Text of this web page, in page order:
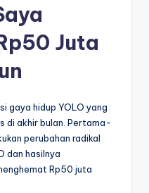
Juta
gaya hidup YOLO yang
di akhir bulan. Pertama-
perubahan radikal
dan hasilnya
Rp50 juta